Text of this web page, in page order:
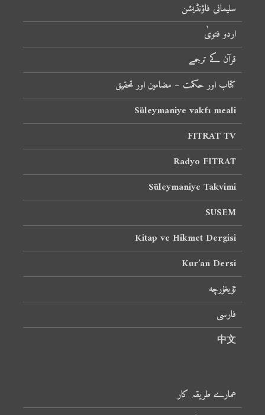
سلیمانی فاؤنڈیشن
اردو فتویٰ
قرآن کے ترجمے
کتاب اور حکمت – مضامین اور تحقیق
Süleymaniye vakfı meali
FITRAT TV
Radyo FITRAT
Süleymaniye Takvimi
SUSEM
Kitap ve Hikmet Dergisi
Kur’an Dersi
ئۇيغۇرچە
فارسی
中文
ہمارے طریقہ کار